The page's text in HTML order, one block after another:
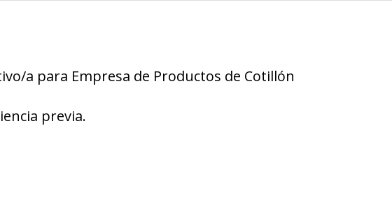
a para Empresa de Productos de Cotillón
previa.